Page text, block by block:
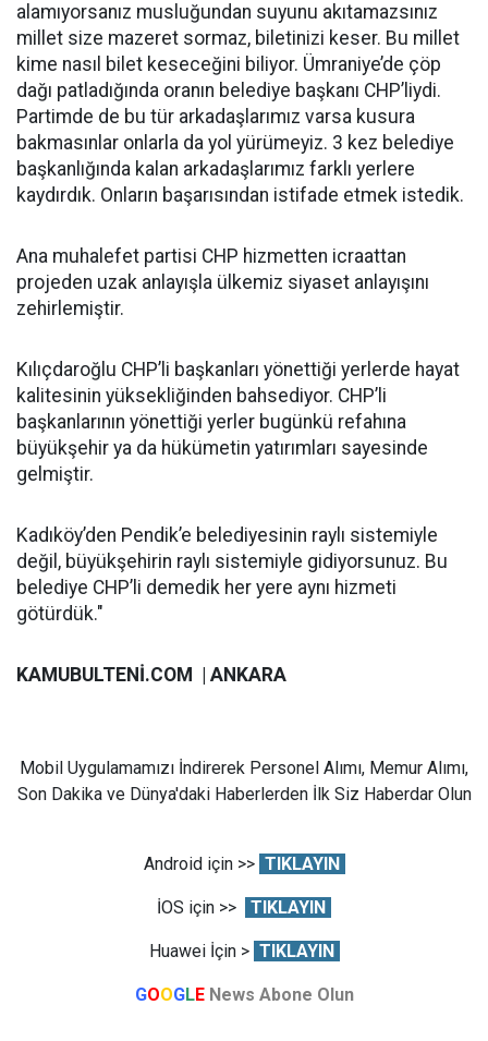
alamıyorsanız musluğundan suyunu akıtamazsınız
millet size mazeret sormaz, biletinizi keser. Bu millet
kime nasıl bilet keseceğini biliyor. Ümraniye’de çöp
dağı patladığında oranın belediye başkanı CHP’liydi.
Partimde de bu tür arkadaşlarımız varsa kusura
bakmasınlar onlarla da yol yürümeyiz. 3 kez belediye
başkanlığında kalan arkadaşlarımız farklı yerlere
kaydırdık. Onların başarısından istifade etmek istedik.
Ana muhalefet partisi CHP hizmetten icraattan
projeden uzak anlayışla ülkemiz siyaset anlayışını
zehirlemiştir.
Kılıçdaroğlu CHP’li başkanları yönettiği yerlerde hayat
kalitesinin yüksekliğinden bahsediyor. CHP’li
başkanlarının yönettiği yerler bugünkü refahına
büyükşehir ya da hükümetin yatırımları sayesinde
gelmiştir.
Kadıköy’den Pendik’e belediyesinin raylı sistemiyle
değil, büyükşehirin raylı sistemiyle gidiyorsunuz. Bu
belediye CHP’li demedik her yere aynı hizmeti
götürdük."
KAMUBULTENİ.COM | ANKARA
Mobil Uygulamamızı İndirerek Personel Alımı, Memur Alımı,
Son Dakika ve Dünya'daki Haberlerden İlk Siz Haberdar Olun
Android için >> TIKLAYIN
İOS için >> TIKLAYIN
Huawei İçin > TIKLAYIN
GOOGLE News Abone Olun